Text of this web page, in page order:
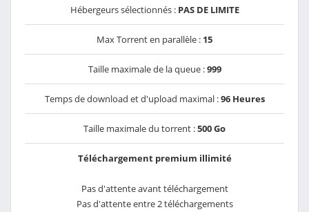
Hébergeurs sélectionnés : PAS DE LIMITE
Max Torrent en parallèle : 15
Taille maximale de la queue :999
Temps de download et d'upload maximal :96 Heures
Taille maximale du torrent :500 Go
Téléchargement premium illimité
Pas d'attente avant téléchargement
Pas d'attente entre 2 téléchargements